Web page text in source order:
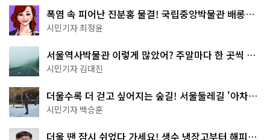
폭염 속 피어난 진분홍 물결! 국립중앙박물관 배롱나
무 명소
시민기자 최정윤
서울역사박물관 이렇게 많았어? 주말마다 한 곳씩 떠
나는 역사 산책
시민기자 김대진
더울수록 더 걷고 싶어지는 숲길! 서울둘레길 '아차산
코스'
시민기자 백승훈
더울 땐 잠시 쉬었다 가세요! 생수 냉장고부터 해피소